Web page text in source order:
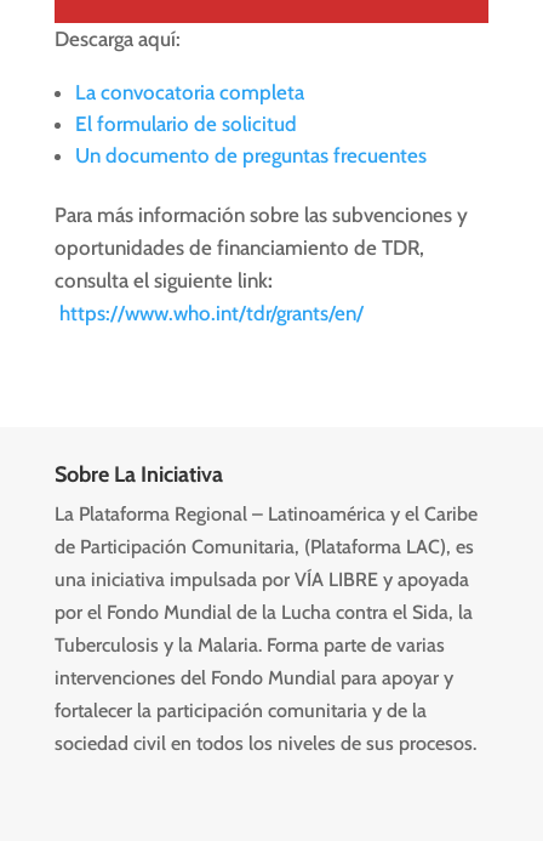
Descarga aquí:
La convocatoria completa
El formulario de solicitud
Un documento de preguntas frecuentes
Para más información sobre las subvenciones y
oportunidades de financiamiento de TDR,
consulta el siguiente link:
https://www.who.int/tdr/grants/en/
Sobre La Iniciativa
La Plataforma Regional – Latinoamérica y el Caribe
de Participación Comunitaria, (Plataforma LAC), es
una iniciativa impulsada por VÍA LIBRE y apoyada
por el Fondo Mundial de la Lucha contra el Sida, la
Tuberculosis y la Malaria. Forma parte de varias
intervenciones del Fondo Mundial para apoyar y
fortalecer la participación comunitaria y de la
sociedad civil en todos los niveles de sus procesos.